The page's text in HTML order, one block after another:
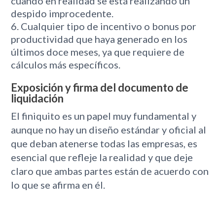
despido improcedente.
Cualquier tipo de incentivo o bonus por
productividad que haya generado en los
últimos doce meses, ya que requiere de
cálculos más específicos.
Exposición y firma del documento de
liquidación
El finiquito es un papel muy fundamental y
aunque no hay un diseño estándar y oficial al
que deban atenerse todas las empresas, es
esencial que refleje la realidad y que deje
claro que ambas partes están de acuerdo con
lo que se afirma en él.